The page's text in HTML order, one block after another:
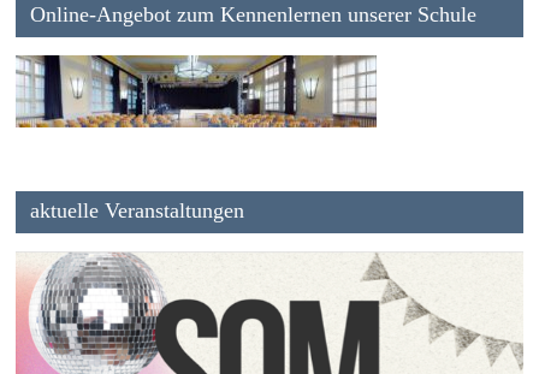
Online-Angebot zum Kennenlernen unserer Schule
aktuelle Veranstaltungen